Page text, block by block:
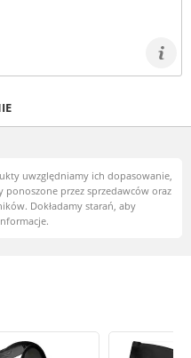
uwzględniamy ich dopasowanie,
przez sprzedawców oraz
Dokładamy starań, aby